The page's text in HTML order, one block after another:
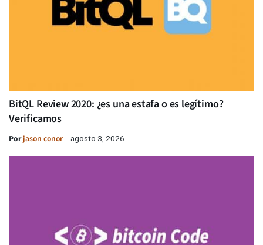
BitQL Review 2020: ¿es una estafa o es legítimo?
Verificamos
Porjason conor agosto 3, 2026